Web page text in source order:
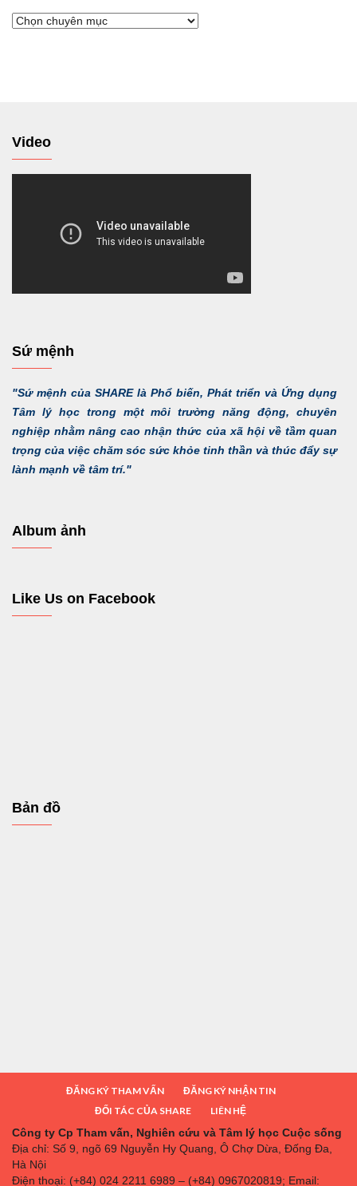
Chuyển
Video
Sứ mệnh
"Sứ mệnh của SHARE là Phổ biến, Phát triển và Ứng dụng
Tâm lý học trong một môi trường năng động, chuyên
nghiệp nhằm nâng cao nhận thức của xã hội về tầm quan
trọng của việc chăm sóc sức khỏe tinh thần và thúc đẩy sự
lành mạnh về tâm trí."
Album ảnh
Like Us on Facebook
Bản đồ
ĐĂNG KÝ THAM VẤN
ĐĂNG KÝ NHẬN TIN
ĐỐI TÁC CỦA SHARE
LIÊN HỆ
Công ty Cp Tham vấn, Nghiên cứu và Tâm lý học Cuộc sống
Địa chỉ: Số 9, ngõ 69 Nguyễn Hy Quang, Ô Chợ Dừa, Đống Đa,
Hà Nội
Điện thoại: (+84) 024 2211 6989 – (+84) 0967020819; Email: